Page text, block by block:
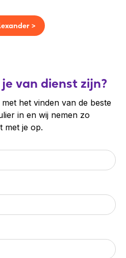
>
van dienst zijn?
het vinden van de beste
in en wij nemen zo
met je op.